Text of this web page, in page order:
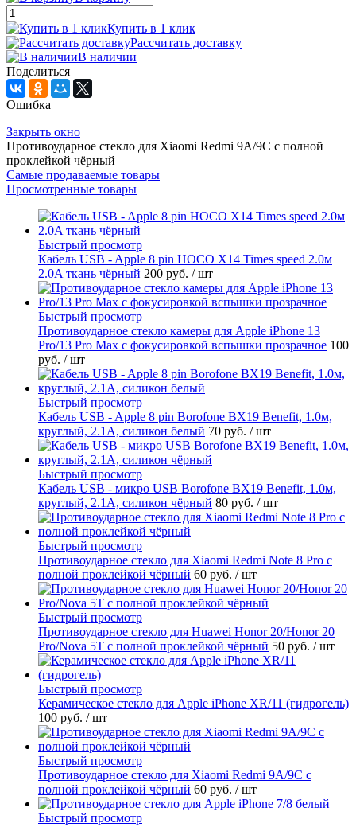
Купить в 1 клик
Рассчитать доставку
В наличии
Поделиться
Ошибка
Закрыть окно
Противоударное стекло для Xiaomi Redmi 9A/9C с полной
проклейкой чёрный
Самые продаваемые товары
Просмотренные товары
Быстрый просмотр
Кабель USB - Apple 8 pin HOCO X14 Times speed 2.0м
2.0A ткань чёрный 200 руб. / шт
Быстрый просмотр
Противоударное стекло камеры для Apple iPhone 13
Pro/13 Pro Max с фокусировкой вспышки прозрачное 100
руб. / шт
Быстрый просмотр
Кабель USB - Apple 8 pin Borofone BX19 Benefit, 1.0м,
круглый, 2.1A, силикон белый 70 руб. / шт
Быстрый просмотр
Кабель USB - микро USB Borofone BX19 Benefit, 1.0м,
круглый, 2.1A, силикон чёрный 80 руб. / шт
Быстрый просмотр
Противоударное стекло для Xiaomi Redmi Note 8 Pro с
полной проклейкой чёрный 60 руб. / шт
Быстрый просмотр
Противоударное стекло для Huawei Honor 20/Honor 20
Pro/Nova 5T с полной проклейкой чёрный 50 руб. / шт
Быстрый просмотр
Керамическое стекло для Apple iPhone XR/11 (гидрогель)
100 руб. / шт
Быстрый просмотр
Противоударное стекло для Xiaomi Redmi 9A/9C с
полной проклейкой чёрный 60 руб. / шт
Быстрый просмотр